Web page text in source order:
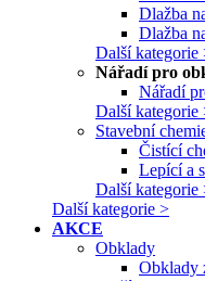
Dlažba
Dlažba
Další kategorie
Nářadí pro
Nářadí
Další kategorie
Stavební
Čistící
Lepící a
Další kategorie
Další kategorie >
AKCE
Obklady
Obklady